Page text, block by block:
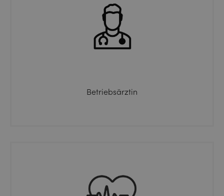
Betriebsärztin